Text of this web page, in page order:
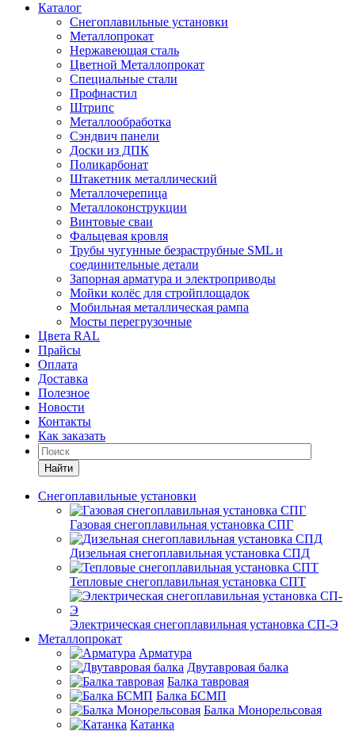
Каталог
Снегоплавильные установки
Металлопрокат
Нержавеющая сталь
Цветной Металлопрокат
Специальные стали
Профнастил
Штрипс
Металлообработка
Сэндвич панели
Доски из ДПК
Поликарбонат
Штакетник металлический
Металлочерепица
Металлоконструкции
Винтовые сваи
Фальцевая кровля
Трубы чугунные безраструбные SML и
соединительные детали
Запорная арматура и электроприводы
Мойки колёс для стройплощадок
Мобильная металлическая рампа
Мосты перегрузочные
Цвета RAL
Прайсы
Оплата
Доставка
Полезное
Новости
Контакты
Как заказать
Найти
Снегоплавильные установки
Газовая снегоплавильная установка СПГ
Дизельная снегоплавильная установка СПД
Тепловые снегоплавильная установка СПТ
Электрическая снегоплавильная установка СП-Э
Металлопрокат
Арматура
Двутавровая балка
Балка тавровая
Балка БСМП
Балка Монорельсовая
Катанка